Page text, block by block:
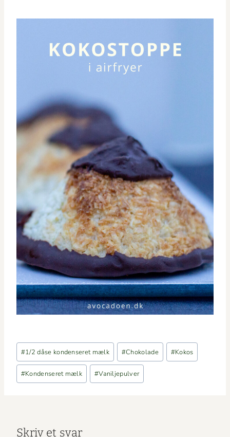
Indlæg-
tags:
#1/2 dåse kondenseret mælk #Chokolade #Kokos
#Kondenseret mælk #Vaniljepulver
Skriv et svar